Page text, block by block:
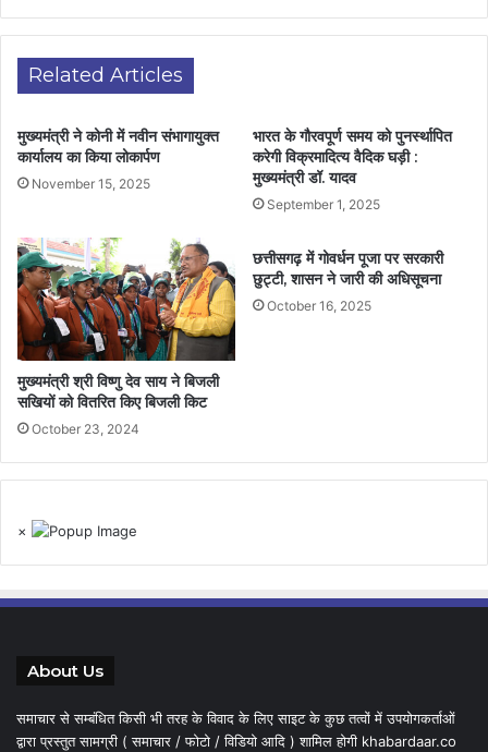
Related Articles
मुख्यमंत्री ने कोनी में नवीन संभागायुक्त
कार्यालय का किया लोकार्पण
November 15, 2025
भारत के गौरवपूर्ण समय को पुनर्स्थापित
करेगी विक्रमादित्य वैदिक घड़ी :
मुख्यमंत्री डॉ. यादव
September 1, 2025
मुख्यमंत्री श्री विष्णु देव साय ने बिजली
सखियों को वितरित किए बिजली किट
October 23, 2024
छत्तीसगढ़ में गोवर्धन पूजा पर सरकारी
छुट्टी, शासन ने जारी की अधिसूचना
October 16, 2025
×
About Us
समाचार से सम्बंधित किसी भी तरह के विवाद के लिए साइट के कुछ तत्वों में उपयोगकर्ताओं
द्वारा प्रस्तुत सामग्री ( समाचार / फोटो / विडियो आदि ) शामिल होगी khabardaar.co